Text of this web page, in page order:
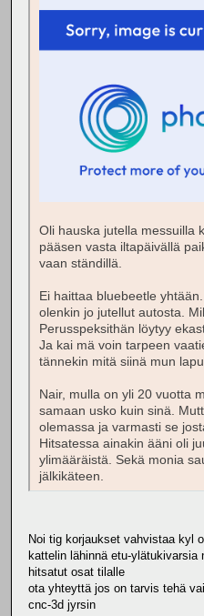
Oli hauska jutella messuilla
pääsen vasta iltapäivällä
vaan ständillä.
Ei haittaa bluebeetle
olenkin jo jutellut autosta.
Perusspeksithän löytyy
Ja kai mä voin tarpeen
tännekin mitä siinä mun
Nair, mulla on yli 20 vuotta
samaan usko kuin sinä.
olemassa ja varmasti se
Hitsatessa ainakin ääni oli
ylimääräistä. Sekä monia
jälkikäteen.
Noi tig korjaukset vahvistaa kyl
kattelin lähinnä etu-ylätukivarsia
hitsatut osat tilalle
ota yhteyttä jos on tarvis tehä
cnc-3d jyrsin